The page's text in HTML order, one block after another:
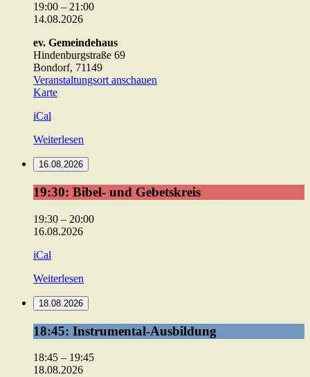
19:00 – 21:00
14.08.2026
ev. Gemeindehaus
Hindenburgstraße 69
Bondorf, 71149
Veranstaltungsort anschauen
Karteev.
iCal
Weiterlesen
16.08.2026
19:30:
Bibel-
und
Gebetskreis
19:30: Bibel- und Gebetskreis
19:30 – 20:00
16.08.2026
iCal
Weiterlesen
18.08.2026
18:45:
Instrumental-
Ausbildung
18:45: Instrumental-Ausbildung
18:45 – 19:45
18.08.2026